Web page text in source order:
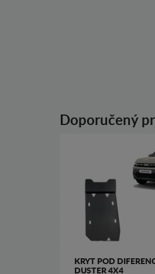
Doporučený
KRYT POD
DUSTER 4X4